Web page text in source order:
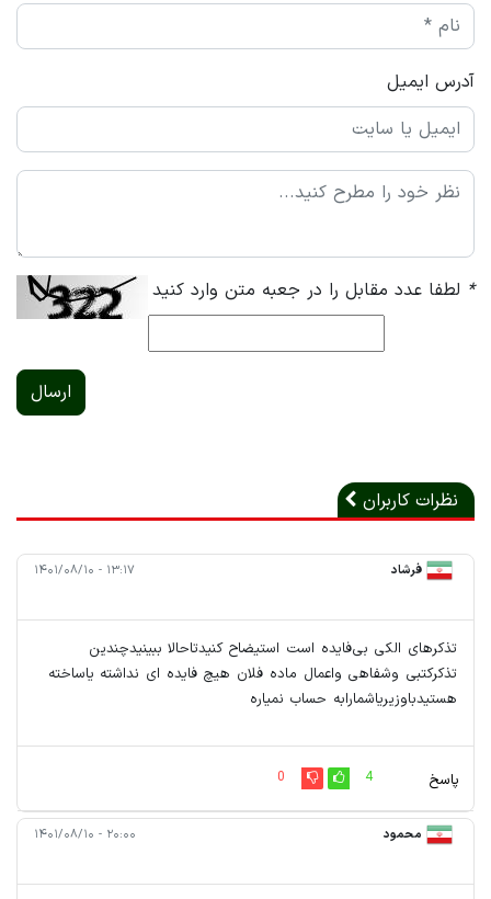
آدرس ایمیل
* لطفا عدد مقابل را در جعبه متن وارد کنید
ارسال
نظرات کاربران
فرشاد ۱۳:۱۷ - ۱۴۰۱/۰۸/۱۰
تذکرهای الکی بی‌فایده است استیضاح کنیدتاحالا ببینیدچندین
تذکرکتبی وشفاهی واعمال ماده فلان هیچ فایده ای نداشته یاساخته
هستیدباوزیریاشمارابه حساب نمیاره
پاسخ 4
0
محمود ۲۰:۰۰ - ۱۴۰۱/۰۸/۱۰